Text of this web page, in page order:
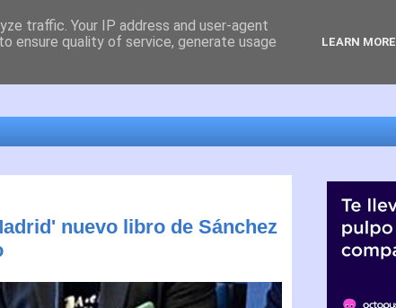
nuevo libro de Sánchez
traffic. Your IP address and user-agent
ensure quality of service, generate usage
LEARN MORE